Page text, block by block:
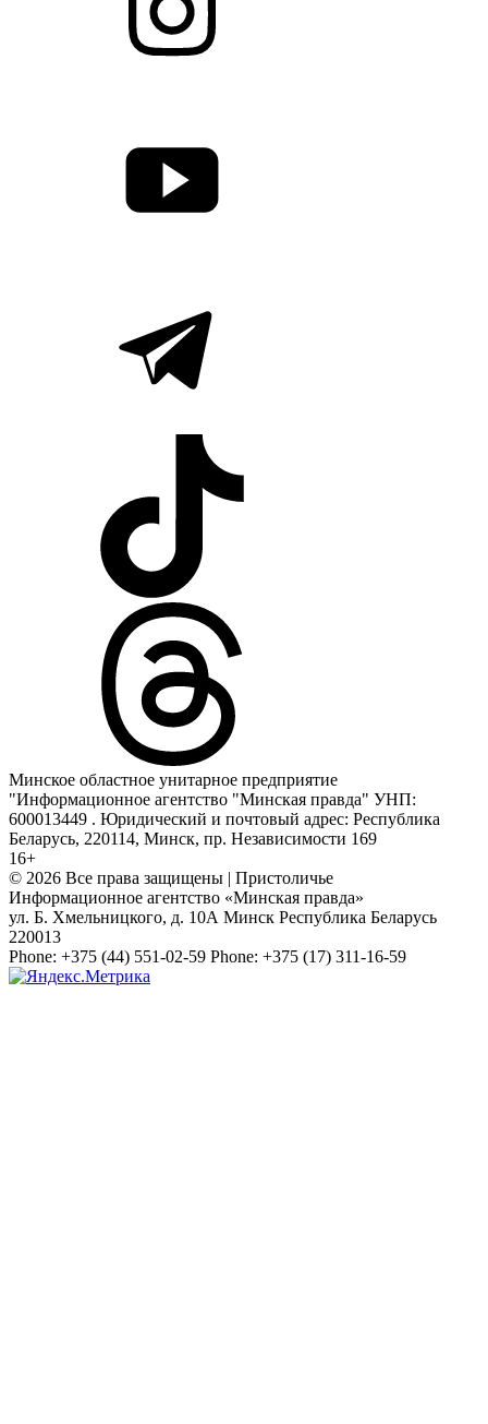
Минское областное унитарное предприятие
"Информационное агентство "Минская правда" УНП:
600013449 . Юридический и почтовый адрес: Республика
Беларусь, 220114, Минск, пр. Независимости 169
16+
© 2026 Все права защищены | Пристоличье
Информационное агентство «Минская правда»
ул. Б. Хмельницкого, д. 10А Минск Республика Беларусь
220013
Phone: +375 (44) 551-02-59 Phone: +375 (17) 311-16-59